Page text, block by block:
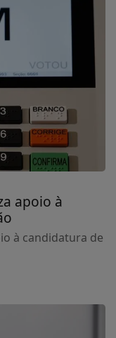
apoio à
à candidatura de